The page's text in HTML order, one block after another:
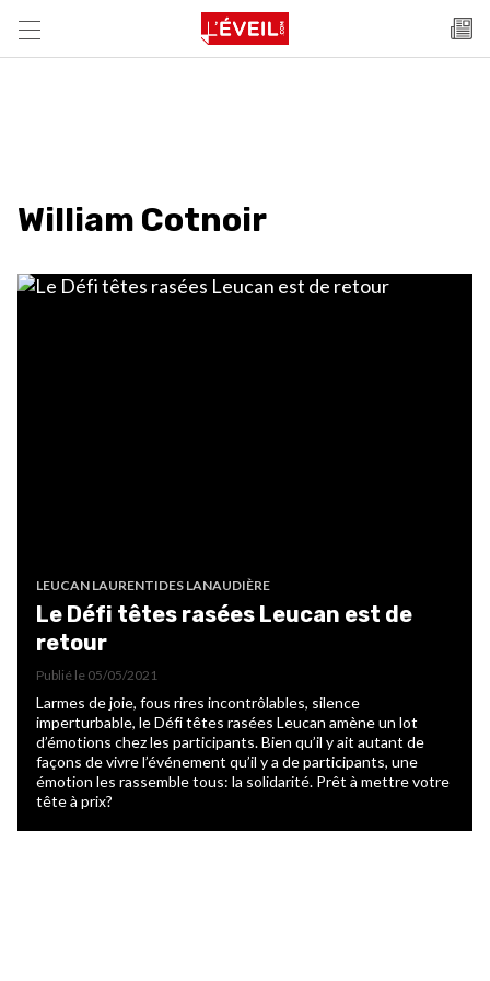
William Cotnoir
LEUCAN LAURENTIDES LANAUDIÈRE
Le Défi têtes rasées Leucan est de
retour
Publié le 05/05/2021
Larmes de joie, fous rires incontrôlables, silence
imperturbable, le Défi têtes rasées Leucan amène un lot
d’émotions chez les participants. Bien qu’il y ait autant de
façons de vivre l’événement qu’il y a de participants, une
émotion les rassemble tous: la solidarité. Prêt à mettre votre
tête à prix?